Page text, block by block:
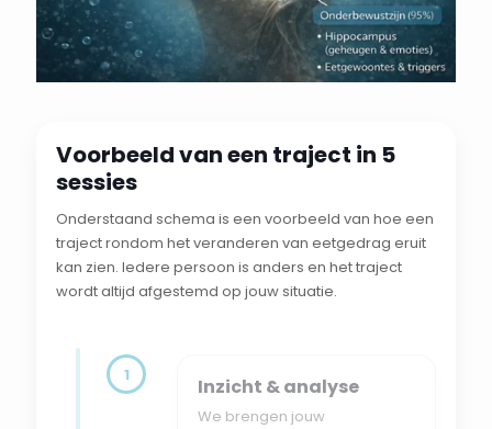
Voorbeeld van een traject in 5
sessies
Onderstaand schema is een voorbeeld van hoe een
traject rondom het veranderen van eetgedrag eruit
kan zien. Iedere persoon is anders en het traject
wordt altijd afgestemd op jouw situatie.
1 Inzicht & analyse
We brengen jouw